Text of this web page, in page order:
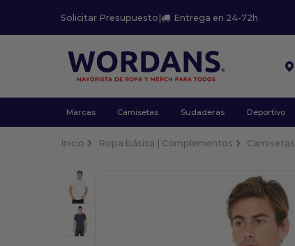
Solicitar Presupuesto | Entrega en 24-72h
Marcas Camisetas Sudaderas Deportivo
Inicio Ropa básica | Complementos Camisetas